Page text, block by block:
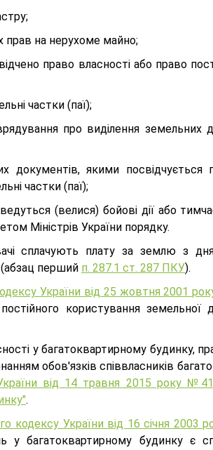
прав на нерухоме майно;
право власності або право
частки (паї);
про виділення земельних
документів, якими посвідчується
частки (паї);
(велися) бойові дії або
Міністрів України порядку.
сплачують плату за землю з
перший п. 287.1 ст. 287 ПКУ).
України від 25 жовтня 2001
користування
у багатоквартирному будинку,
обов'язків співвласників
від 14 травня 2015 року
.
кодексу України від 16 січня 2003
багатоквартирному будинку є